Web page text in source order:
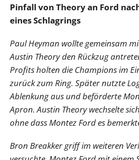
Pinfall von Theory an Ford
eines Schlagrings
Paul Heyman wollte gemeinsam
Austin Theory den Rückzug
Profits holten die Champions im
zurück zum Ring. Später nutzte
Ablenkung aus und beförderte
Apron. Austin Theory wechselte
ohne dass Montez Ford es
Bron Breakker griff im weiteren